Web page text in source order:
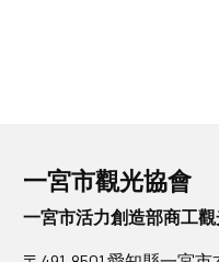
一宮市觀光協會
一宮市活力創造部商工